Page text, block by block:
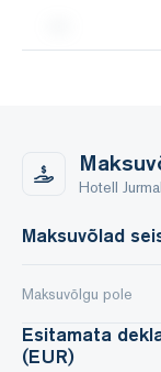
Hotell
Maksuvõlad
Maksuvõlgu pole
Esitamata
(EUR)